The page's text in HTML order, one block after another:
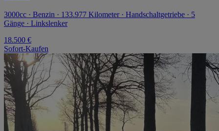
3000cc · Benzin · 133.977 Kilometer · Handschaltgetriebe · 5
Gänge · Linkslenker
18.500 €
Sofort-Kaufen